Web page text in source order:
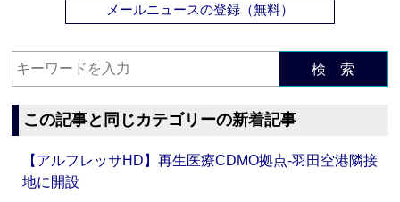
メールニュースの登録（無料）
検 索
この記事と同じカテゴリーの新着記事
【アルフレッサHD】再生医療CDMO拠点‐羽田空港隣接
地に開設